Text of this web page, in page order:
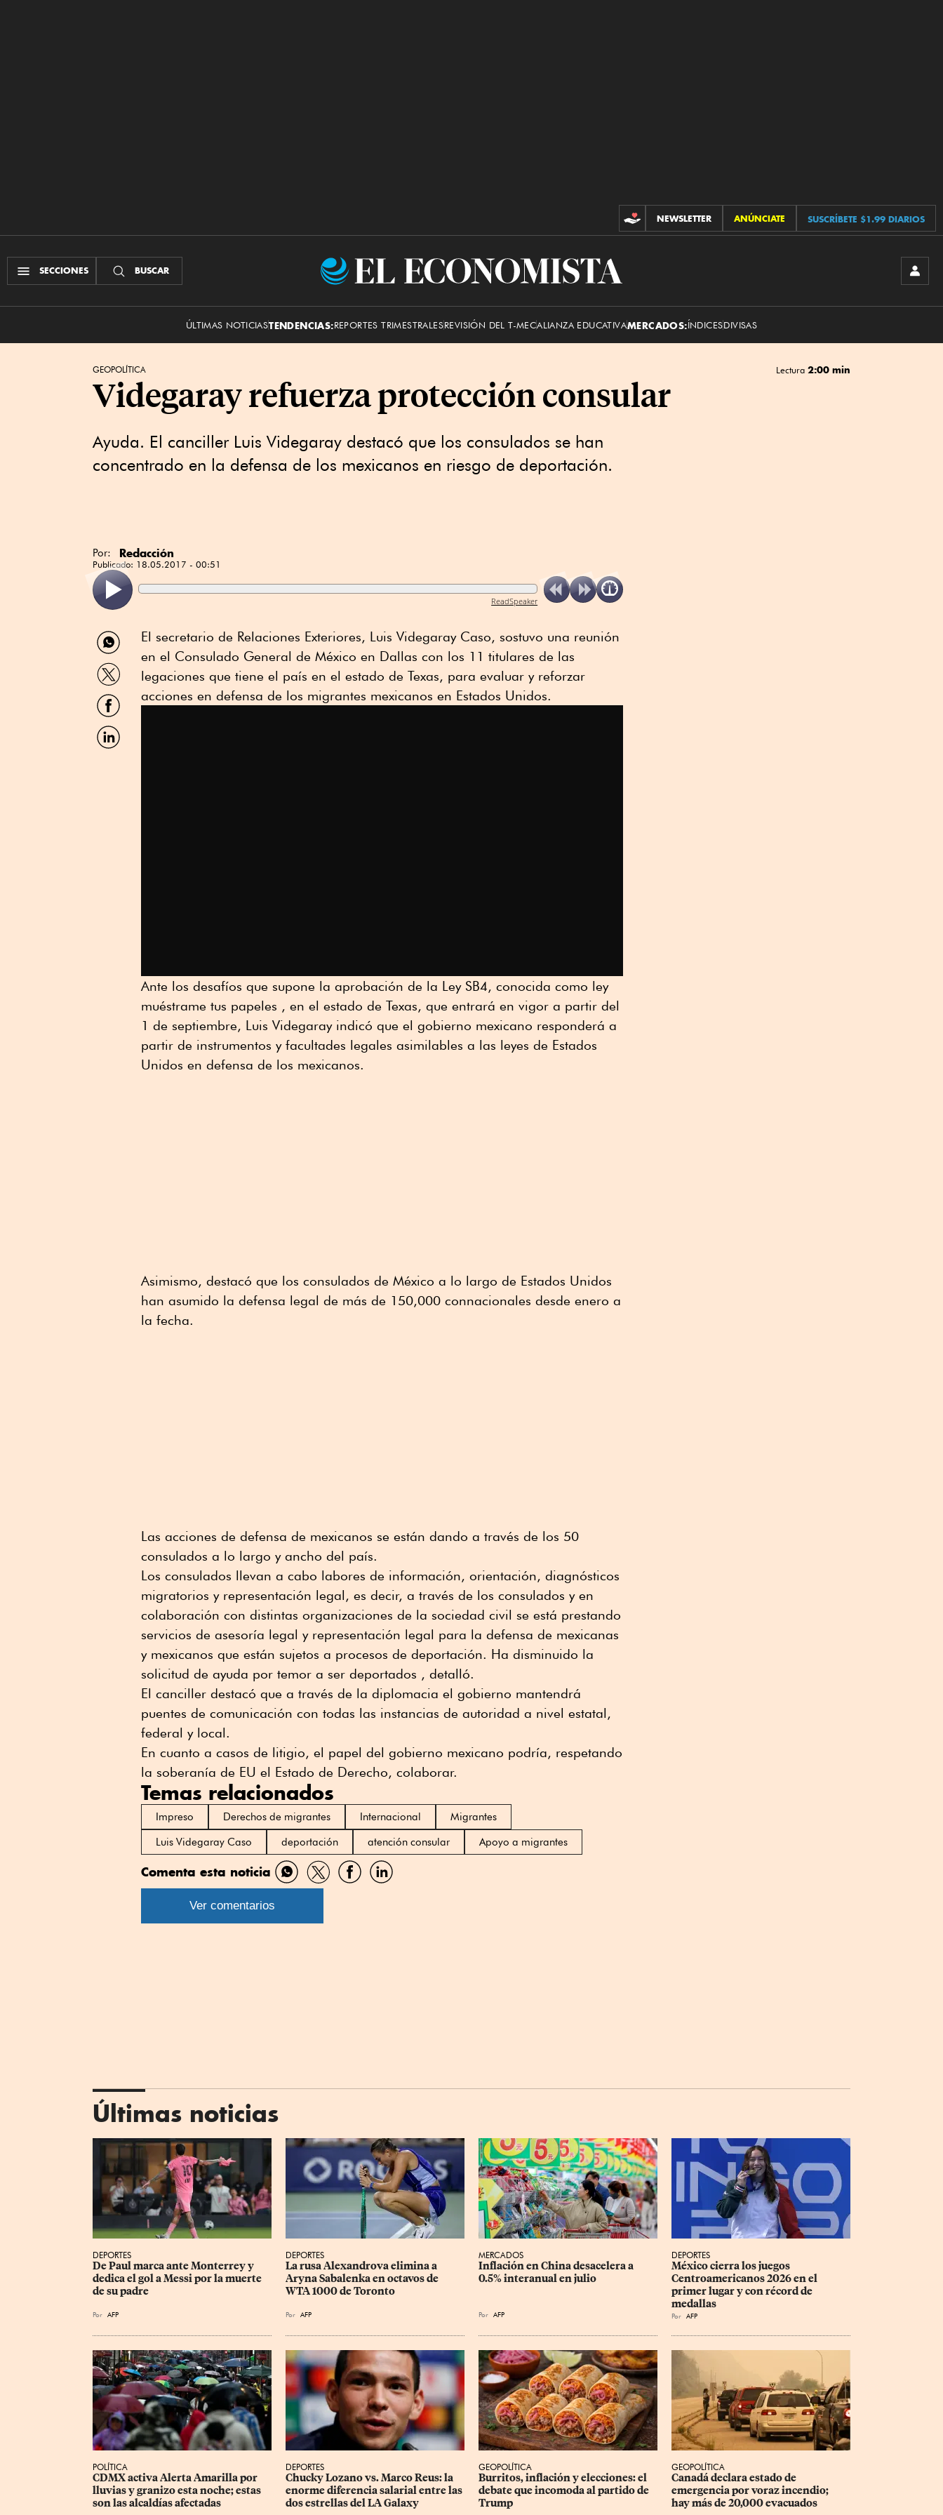
CONTRIBUCIONES
NEWSLETTER ANÚNCIATE SUSCRÍBETE $1.99 DIARIOS
SECCIONES BUSCAR
El
ÚLTIMAS NOTICIASTENDENCIAS:REPORTES TRIMESTRALESREVISIÓN DEL T-MECALIANZA EDUCATIVAMERCADOS:ÍNDICESDIVISAS
GEOPOLÍTICA Lectura 2:00 min
Videgaray refuerza protección consular
Ayuda. El canciller Luis Videgaray destacó que los consulados se han
concentrado en la defensa de los mexicanos en riesgo de deportación.
Por: Redacción
Publicado: 18.05.2017 - 00:51
ReadSpeaker
Compartir
por
WhatsApp
Compartir
por
Twitter
Compartir
por
Facebook
Compartir
por
El secretario de Relaciones Exteriores, Luis Videgaray Caso, sostuvo una reunión
en el Consulado General de México en Dallas con los 11 titulares de las
legaciones que tiene el país en el estado de Texas, para evaluar y reforzar
acciones en defensa de los migrantes mexicanos en Estados Unidos.
Ante los desafíos que supone la aprobación de la Ley SB4, conocida como ley
muéstrame tus papeles , en el estado de Texas, que entrará en vigor a partir del
1 de septiembre, Luis Videgaray indicó que el gobierno mexicano responderá a
partir de instrumentos y facultades legales asimilables a las leyes de Estados
Unidos en defensa de los mexicanos.
Asimismo, destacó que los consulados de México a lo largo de Estados Unidos
han asumido la defensa legal de más de 150,000 connacionales desde enero a
la fecha.
Las acciones de defensa de mexicanos se están dando a través de los 50
consulados a lo largo y ancho del país.
Los consulados llevan a cabo labores de información, orientación, diagnósticos
migratorios y representación legal, es decir, a través de los consulados y en
colaboración con distintas organizaciones de la sociedad civil se está prestando
servicios de asesoría legal y representación legal para la defensa de mexicanas
y mexicanos que están sujetos a procesos de deportación. Ha disminuido la
solicitud de ayuda por temor a ser deportados , detalló.
El canciller destacó que a través de la diplomacia el gobierno mantendrá
puentes de comunicación con todas las instancias de autoridad a nivel estatal,
federal y local.
En cuanto a casos de litigio, el papel del gobierno mexicano podría, respetando
la soberanía de EU el Estado de Derecho, colaborar.
Temas relacionados
Impreso Derechos de migrantes Internacional
Migrantes
Luis Videgaray Caso
deportación atención consular Apoyo a migrantes
Comenta esta noticia
Compartir
por
Compartir
por
CompartirCompartir
Ver comentarios
Últimas noticias
DEPORTES
De Paul marca ante Monterrey y
dedica el gol a Messi por la muerte
de su padre
Por AFP
DEPORTES
La rusa Alexandrova elimina a
Aryna Sabalenka en octavos de
WTA 1000 de Toronto
Por AFP
MERCADOS
Inflación en China desacelera a
0.5% interanual en julio
Por AFP
DEPORTES
México cierra los juegos
Centroamericanos 2026 en el
primer lugar y con récord de
medallas
Por AFP
POLÍTICA
CDMX activa Alerta Amarilla por
lluvias y granizo esta noche; estas
son las alcaldías afectadas
DEPORTES
Chucky Lozano vs. Marco Reus: la
enorme diferencia salarial entre las
dos estrellas del LA Galaxy
GEOPOLÍTICA
Burritos, inflación y elecciones: el
debate que incomoda al partido de
Trump
GEOPOLÍTICA
Canadá declara estado de
emergencia por voraz incendio;
hay más de 20,000 evacuados